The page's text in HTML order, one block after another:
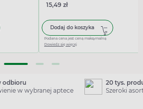
15,49 zł
Dodaj do koszyka
Podana cena jest ceną maksymalną
Dowiedz się więcej
odbioru
w wybranej aptece
20 tys.
Szeroki